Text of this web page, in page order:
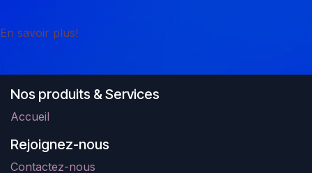
En savoir plus!
Nos produits & Services
Accueil
Rejoignez-nous
Contactez-nous